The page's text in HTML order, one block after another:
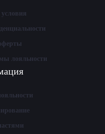
лояльности